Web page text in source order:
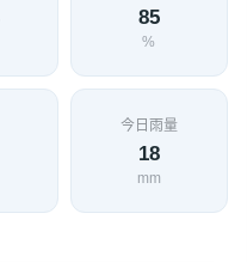
85
%
今日雨量
18
mm